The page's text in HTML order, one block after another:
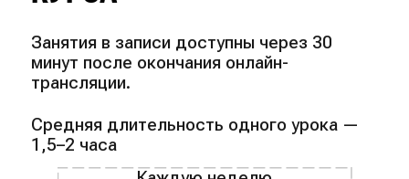
Занятия в записи доступны через 30
минут после окончания онлайн-
трансляции.
Средняя длительность одного урока —
1,5–2 часа